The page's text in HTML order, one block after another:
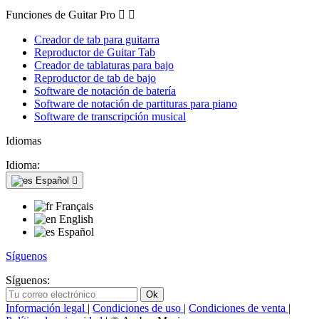
Funciones de Guitar Pro  
Creador de tab para guitarra
Reproductor de Guitar Tab
Creador de tablaturas para bajo
Reproductor de tab de bajo
Software de notación de batería
Software de notación de partituras para piano
Software de transcripción musical
Idiomas
Idioma:
Español 
Français
English
Español
Síguenos
Síguenos:
Información legal | Condiciones de uso | Condiciones de venta |